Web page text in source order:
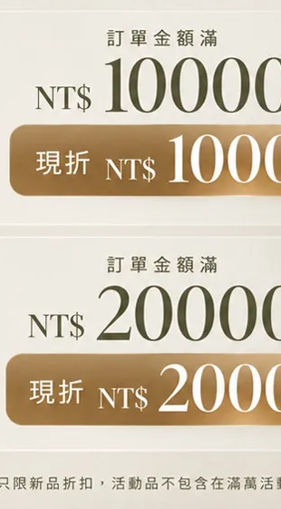
開斯米爾羊毛圍巾-卡其色
NT$2,980
開斯米爾羊毛圍巾
NT$5,980